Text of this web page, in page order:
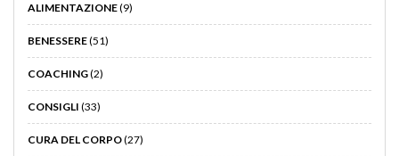
ALIMENTAZIONE(9)
BENESSERE(51)
COACHING(2)
CONSIGLI (33)
CURA DEL CORPO(27)